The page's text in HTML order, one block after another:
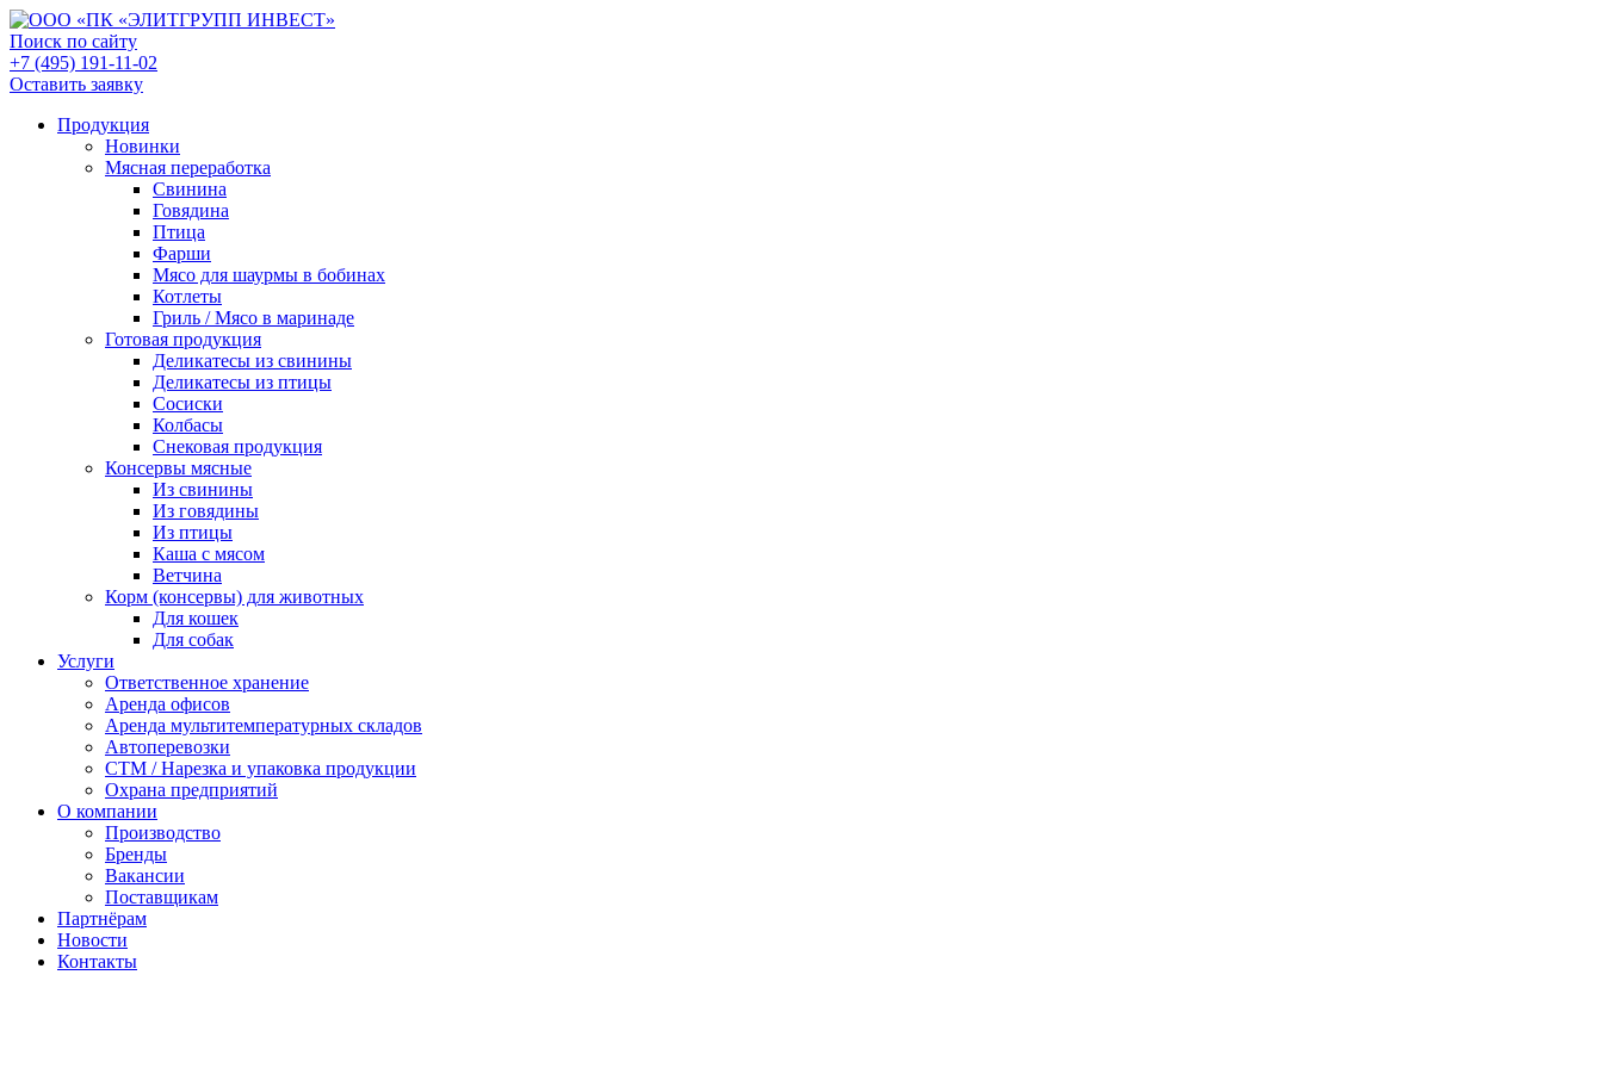
Поиск по сайту
+7 (495) 191-11-02
Оставить заявку
Продукция
Новинки
Мясная переработка
Свинина
Говядина
Птица
Фарши
Мясо для шаурмы в бобинах
Котлеты
Гриль / Мясо в маринаде
Готовая продукция
Деликатесы из свинины
Деликатесы из птицы
Сосиски
Колбасы
Снековая продукция
Консервы мясные
Из свинины
Из говядины
Из птицы
Каша с мясом
Ветчина
Корм (консервы) для животных
Для кошек
Для собак
Услуги
Ответственное хранение
Аренда офисов
Аренда мультитемпературных складов
Автоперевозки
СТМ / Нарезка и упаковка продукции
Охрана предприятий
О компании
Производство
Бренды
Вакансии
Поставщикам
Партнёрам
Новости
Контакты